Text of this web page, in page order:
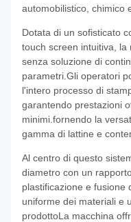
automobilistico, chimico
Dotata di un sofisticato
touch screen intuitiva,
senza soluzione di
parametri.Gli operatori
l'intero processo di
garantendo prestazioni
minimi.fornendo la
gamma di lattine e
Al centro di questo
diametro con un
plastificazione e fusione
uniforme dei materiali e
prodottoLa macchina